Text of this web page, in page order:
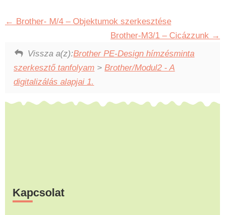
Brother- M/4 – Objektumok szerkesztése
Brother-M3/1 – Cicázzunk
Vissza a(z):Brother PE-Design hímzésminta
szerkesztő tanfolyam >Brother/Modul2 - A
digitalizálás alapjai 1.
Kapcsolat